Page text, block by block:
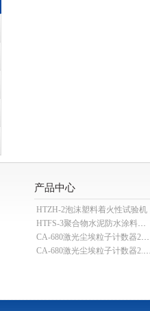
产品中心
HTZH-2泡沫塑料着火性试验机
HTFS-3聚合物水泥防水涂料分散机
CA-680激光尘埃粒子计数器28.3L
CA-680激光尘埃粒子